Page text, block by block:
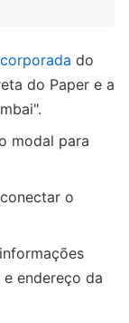
do
do Paper e a
modal para
o
endereço da